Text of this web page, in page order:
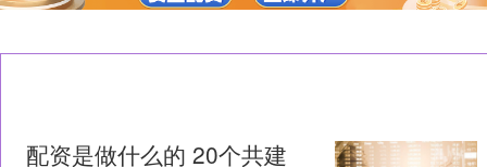
配资是做什么的 20个共建